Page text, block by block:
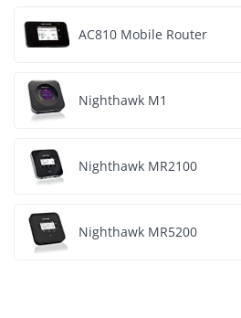
AC810 Mobile Router
Nighthawk M1
Nighthawk MR2100
Nighthawk MR5200